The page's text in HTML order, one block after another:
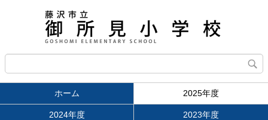
ホーム 2025年度
2024年度 2023年度